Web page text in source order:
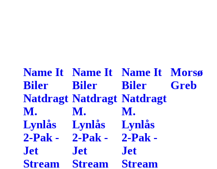
Name It
Biler
Natdragt
M.
Lynlås
2-Pak -
Jet
Stream
Name It
Biler
Natdragt
M.
Lynlås
2-Pak -
Jet
Stream
Name It
Biler
Natdragt
M.
Lynlås
2-Pak -
Jet
Stream
Morsø
Greb